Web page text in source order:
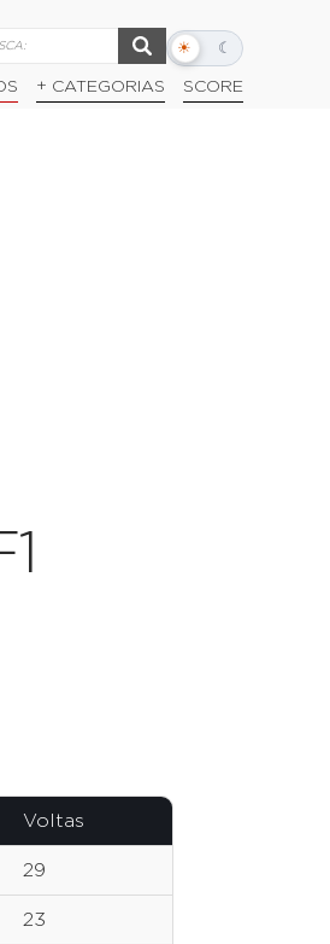
☀ ☾
Alternar
escuro
+ CATEGORIAS SCORE
Voltas
29
23